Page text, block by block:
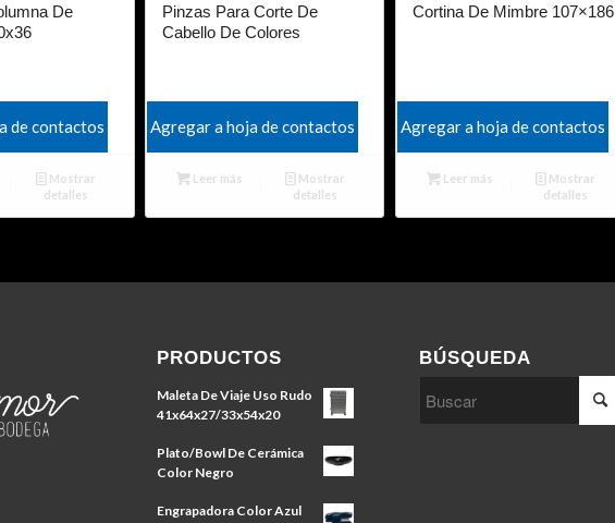
De
de contactos
Mostrar
detalles
Pinzas Para Corte De
Cabello De Colores
Agregar a hoja de contactos
Leer más
Mostrar
detalles
Cortina De Mimbre 107×186
Agregar a hoja de contactos
Leer más
Mostrar
detalles
PRODUCTOS
Maleta De Viaje Uso Rudo
41x64x27/33x54x20
Plato/Bowl De Cerámica
Color Negro
Engrapadora Color Azul
BÚSQUEDA